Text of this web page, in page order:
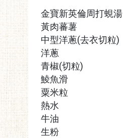
金寶新英倫周打蜆湯
黃肉蕃薯
中型洋蔥(去衣切粒)
洋蔥
青椒(切粒)
鯪魚滑
粟米粒
熱水
牛油
生粉